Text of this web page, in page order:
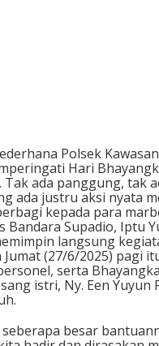
Polsek
Hari
Tak ada panggung, tak
ada justru aksi nyata
kepada para
Bandara Supadio, Iptu
langsung
(27/6/2025) pagi
serta
istri, Ny. Een Yuyun
besar